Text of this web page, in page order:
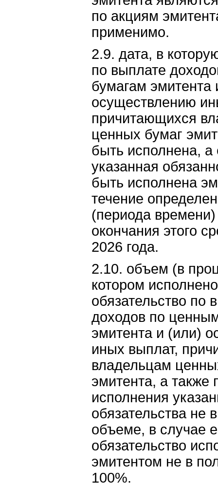
по акциям
применимо.
2.9. дата, в
по выплате
бумагам эмитента
осуществлению
причитающихся
ценных бумаг
быть исполнена, а
указанная
быть исполнена
течение
(периода времени)
окончания этого
2026 года.
2.10. объем (в
котором исполнено
обязательство по
доходов по
эмитента и (или)
иных выплат,
владельцам
эмитента, а также
исполнения
обязательства не
объеме, в случае
обязательство
эмитентом не в
100%.